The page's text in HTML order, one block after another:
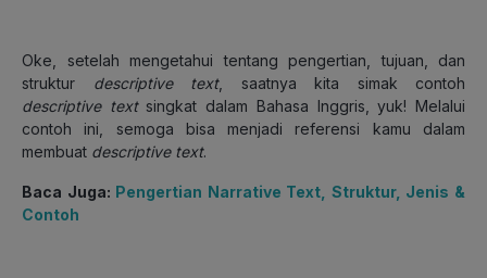
Oke, setelah mengetahui tentang pengertian, tujuan, dan
struktur descriptive text, saatnya kita simak contoh
descriptive textsingkat dalam Bahasa Inggris, yuk! Melalui
contoh ini, semoga bisa menjadi referensi kamu dalam
membuat descriptive text.
Baca Juga: Pengertian Narrative Text, Struktur, Jenis &
Contoh